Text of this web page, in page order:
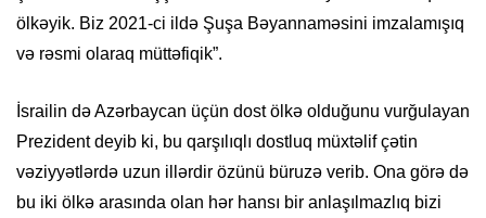
ölkəyik. Biz 2021-ci ildə Şuşa Bəyannaməsini imzalamışıq
və rəsmi olaraq müttəfiqik”.
İsrailin də Azərbaycan üçün dost ölkə olduğunu vurğulayan
Prezident deyib ki, bu qarşılıqlı dostluq müxtəlif çətin
vəziyyətlərdə uzun illərdir özünü büruzə verib. Ona görə də
bu iki ölkə arasında olan hər hansı bir anlaşılmazlıq bizi